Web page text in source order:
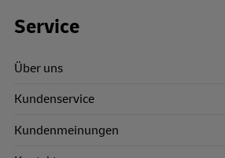
Footer Links
Service
Über uns
Kundenservice
Kundenmeinungen